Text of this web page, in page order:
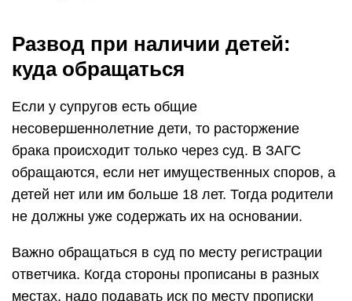
Развод при наличии детей:
куда обращаться
Если у супругов есть общие
несовершеннолетние дети, то расторжение
брака происходит только через суд. В ЗАГС
обращаются, если нет имущественных споров, а
детей нет или им больше 18 лет. Тогда родители
не должны уже содержать их на основании.
Важно обращаться в суд по месту регистрации
ответчика. Когда стороны прописаны в разных
местах, надо подавать иск по месту прописки